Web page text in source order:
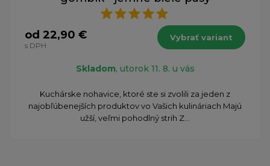
od 22,90 €
s DPH
Vybrať variant
Skladom, utorok 11. 8. u vás
Kuchárske nohavice, ktoré ste si zvolili za jeden z
najobľúbenejších produktov vo Vašich kulináriach Majú
užší, veľmi pohodlný strih Z...